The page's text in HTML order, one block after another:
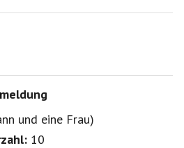
und eine Frau)
10